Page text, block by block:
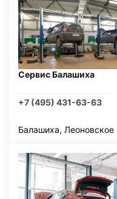
Сервис Балашиха
+7 (495) 431-63-63
Балашиха, Леоновское